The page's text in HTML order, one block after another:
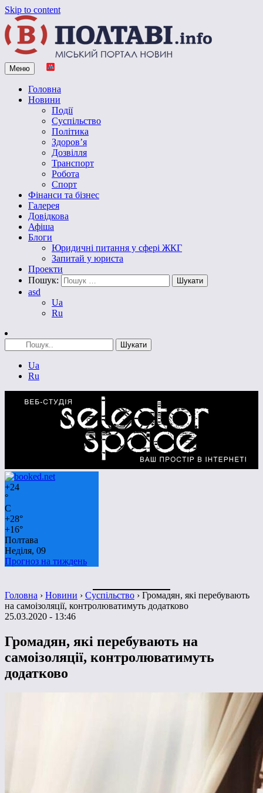
Skip to content
Vpoltave.info
Полтавський портал новин
Меню
Головна
Новини
Події
Суспільство
Політика
Здоров’я
Дозвілля
Транспорт
Робота
Спорт
Фінанси та бізнес
Галерея
Довідкова
Афіша
Блоги
Юридичні питання у сфері ЖКГ
Запитай у юриста
Проекти
Пошук:
asd
Ua
Ru
Ua
Ru
+24
°
C
+28°
+16°
Полтава
Неділя, 09
Прогноз на тиждень
Головна › Новини › Суспільство › Громадян, які перебувають
на самоізоляції, контролюватимуть додатково
25.03.2020 - 13:46
Громадян, які перебувають на
самоізоляції, контролюватимуть
додатково